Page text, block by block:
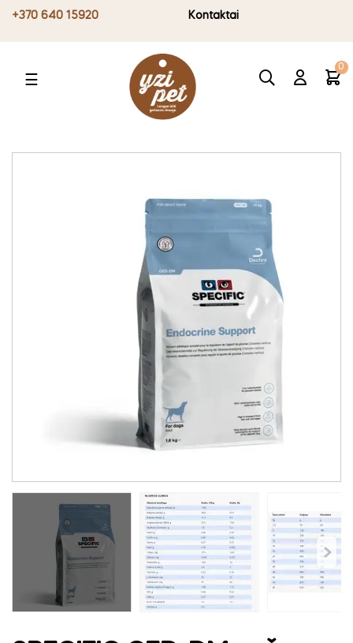
+370 640 15920 Kontaktai
Toggle
☰
0